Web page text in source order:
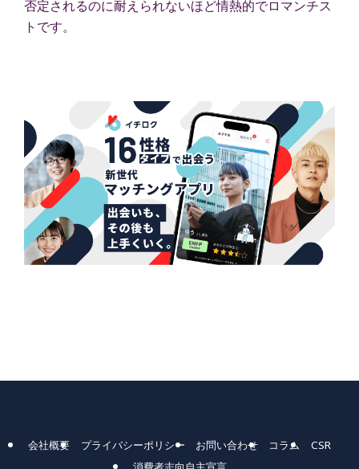
否定されるのに耐えられないほど情熱的でロマンチス
トです。
会社概要 プライバシーポリシー お問い合わせ コラム
CSR